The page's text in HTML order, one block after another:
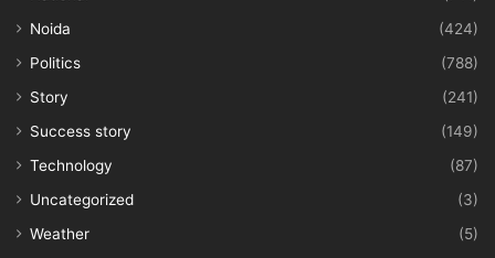
Noida
(424)
Politics
(788)
Story
(241)
Success story
(149)
Technology
(87)
Uncategorized
(3)
Weather
(5)